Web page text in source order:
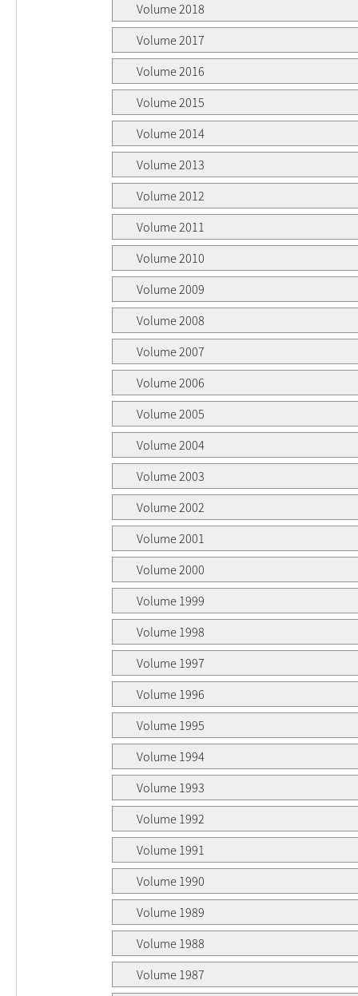
Volume 2018
Volume 2017
Volume 2016
Volume 2015
Volume 2014
Volume 2013
Volume 2012
Volume 2011
Volume 2010
Volume 2009
Volume 2008
Volume 2007
Volume 2006
Volume 2005
Volume 2004
Volume 2003
Volume 2002
Volume 2001
Volume 2000
Volume 1999
Volume 1998
Volume 1997
Volume 1996
Volume 1995
Volume 1994
Volume 1993
Volume 1992
Volume 1991
Volume 1990
Volume 1989
Volume 1988
Volume 1987